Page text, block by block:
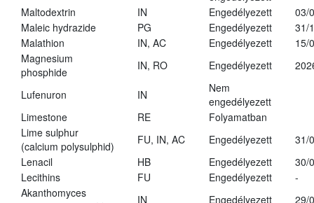
Maltodextrin
IN Engedélyezett
03/
Maleic hydrazide
PG Engedélyezett
31/
Malathion
IN, AC Engedélyezett
15/
Magnesium
phosphide
IN, RO Engedélyezett
Lufenuron IN
Nem
engedélyezett
Limestone
RE
Folyamatban
Lime sulphur
(calcium polysulphid)
FU, IN, AC Engedélyezett
31/
Lenacil
HB Engedélyezett
30/
Lecithins
FU Engedélyezett
-
Akanthomyces
IN Engedélyezett
29/